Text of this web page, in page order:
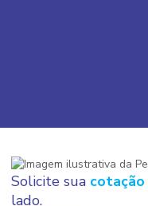
Solicite sua cotação
lado.